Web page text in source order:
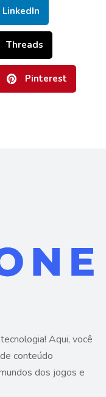
LinkedIn
Threads
Pinterest
Aqui, você
conteúdo
dos jogos e